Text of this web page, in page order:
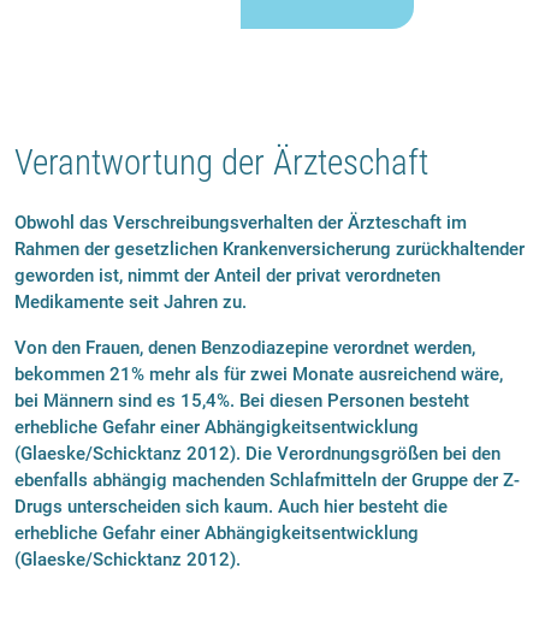
Verantwortung der Ärzteschaft
Obwohl das Verschreibungsverhalten der Ärzteschaft im
Rahmen der gesetzlichen Krankenver­sicherung zurückhaltender
geworden ist, nimmt der Anteil der privat verordneten
Medikamente seit Jahren zu.
Von den Frauen, denen Benzodiazepine verordnet werden,
bekommen 21% mehr als für zwei Monate ausreichend wäre,
bei Männern sind es 15,4%. Bei diesen Personen besteht
erhebliche Gefahr einer Abhängigkeitsentwicklung
(Glaeske/Schicktanz 2012). Die Verordnungsgrößen bei den
ebenfalls abhängig machenden Schlafmitteln der Gruppe der Z-
Drugs unterscheiden sich kaum. Auch hier besteht die
erhebliche Gefahr einer Abhängigkeitsentwicklung
(Glaeske/Schicktanz 2012).